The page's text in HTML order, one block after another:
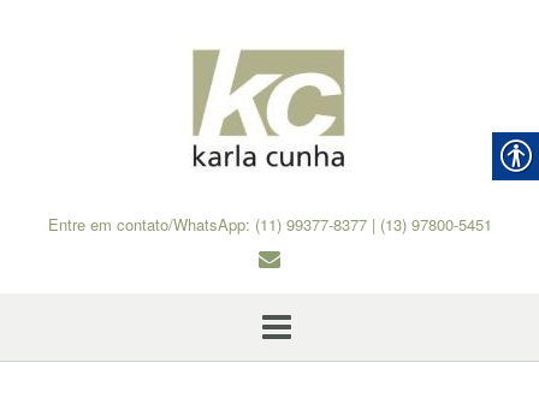
Entre em contato/WhatsApp: (11) 99377-8377 | (13) 97800-5451